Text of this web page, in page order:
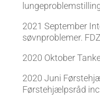
2021 September
søvnproblemer. FDZ
2020 Oktober
2020 Juni
Førstehjælpsråd